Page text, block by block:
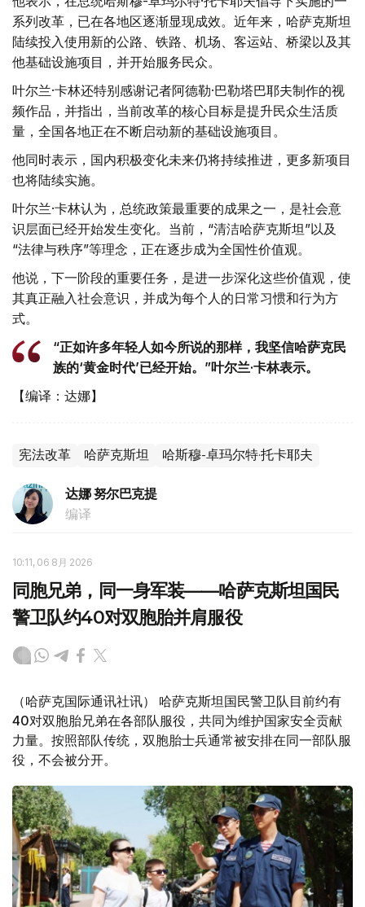
系列改革，已在各地区逐渐显现成效。近年来，哈萨克斯坦
陆续投入使用新的公路、铁路、机场、客运站、桥梁以及其
他基础设施项目，并开始服务民众。
叶尔兰·卡林还特别感谢记者阿德勒·巴勒塔巴耶夫制作的视
频作品，并指出，当前改革的核心目标是提升民众生活质
量，全国各地正在不断启动新的基础设施项目。
他同时表示，国内积极变化未来仍将持续推进，更多新项目
也将陆续实施。
叶尔兰·卡林认为，总统政策最重要的成果之一，是社会意
识层面已经开始发生变化。当前，“清洁哈萨克斯坦”以及
“法律与秩序”等理念，正在逐步成为全国性价值观。
他说，下一阶段的重要任务，是进一步深化这些价值观，使
其真正融入社会意识，并成为每个人的日常习惯和行为方
式。
“正如许多年轻人如今所说的那样，我坚信哈萨克民
族的‘黄金时代’已经开始。”叶尔兰·卡林表示。
【编译：达娜】
宪法改革 哈萨克斯坦 哈斯穆-卓玛尔特·托卡耶夫
达娜 努尔巴克提
编译
10:11, 06 8月 2026
同胞兄弟，同一身军装——哈萨克斯坦国民
警卫队约40对双胞胎并肩服役
（哈萨克国际通讯社讯） 哈萨克斯坦国民警卫队目前约有
40对双胞胎兄弟在各部队服役，共同为维护国家安全贡献
力量。按照部队传统，双胞胎士兵通常被安排在同一部队服
役，不会被分开。